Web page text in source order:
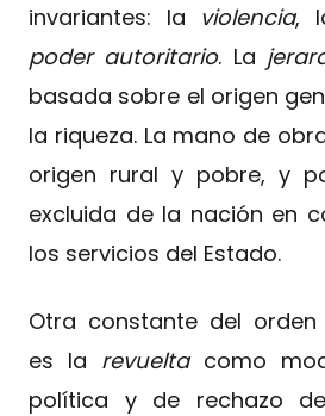
invariantes: la violencia,
poder autoritario. La
basada sobre el origen
la riqueza. La mano de
origen rural y pobre, y
excluida de la nación en
los servicios del Estado.
Otra constante del orden
es la revueltacomo
política y de rechazo